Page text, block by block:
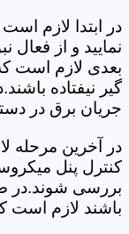
در ابتدا لازم
نمایید و از فعال
بعدی لازم است
گیر نیفتاده
جریان برق در
در آخرین مرحله
کنترل پنل
بررسی شوند.در
باشند لازم